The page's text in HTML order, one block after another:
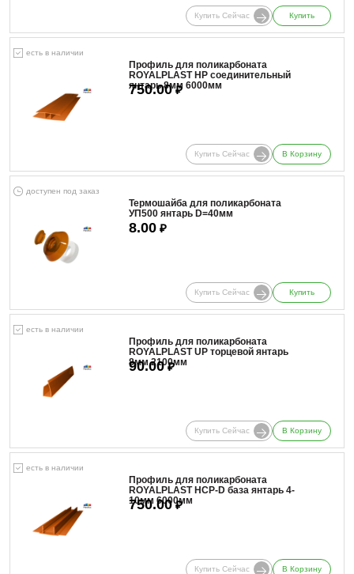
Купить Сейчас Купить
есть в наличии
Профиль для поликарбоната
ROYALPLAST HP соединительный
янтарь 8мм 6000мм
750.00₽
Купить Сейчас В Корзину
доступен под заказ
Термошайба для поликарбоната
УП500 янтарь D=40мм
8.00 ₽
Купить Сейчас Купить
есть в наличии
Профиль для поликарбоната
ROYALPLAST UP торцевой янтарь
8мм 2100мм
90.00₽
Купить Сейчас В Корзину
есть в наличии
Профиль для поликарбоната
ROYALPLAST HCP-D база янтарь 4-
10мм 6000мм
750.00₽
Купить Сейчас В Корзину